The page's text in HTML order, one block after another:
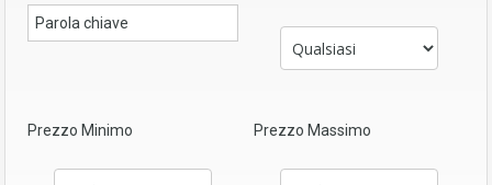
Prezzo Minimo Prezzo Massimo